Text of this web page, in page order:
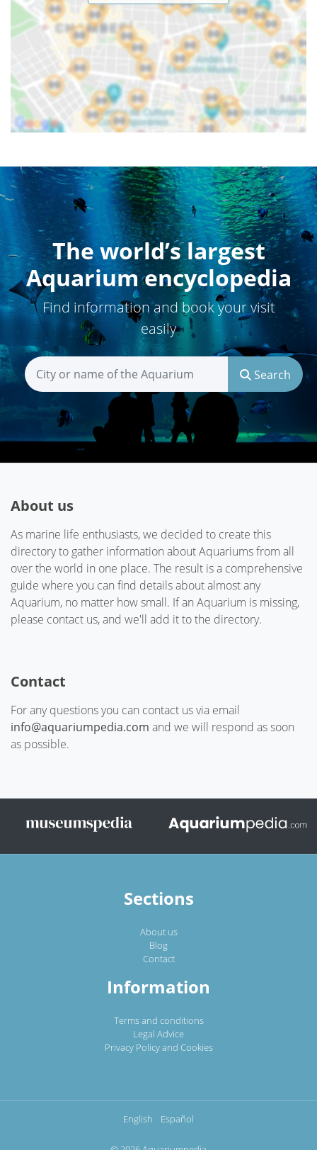
The world’s largest
Aquarium encyclopedia
Find information and book your visit
easily
Search
About us
As marine life enthusiasts, we decided to create this
directory to gather information about Aquariums from all
over the world in one place. The result is a comprehensive
guide where you can find details about almost any
Aquarium, no matter how small. If an Aquarium is missing,
please contact us, and we'll add it to the directory.
Contact
For any questions you can contact us via email
info@aquariumpedia.com and we will respond as soon
as possible.
Sections
About us
Blog
Contact
Information
Terms and conditions
Legal Advice
Privacy Policy and Cookies
English Español